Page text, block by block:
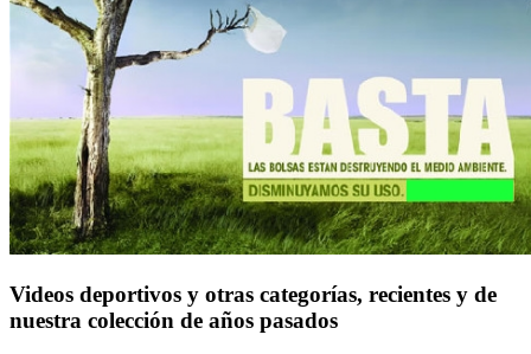
Videos deportivos y otras categorías, recientes y de
nuestra colección de años pasados